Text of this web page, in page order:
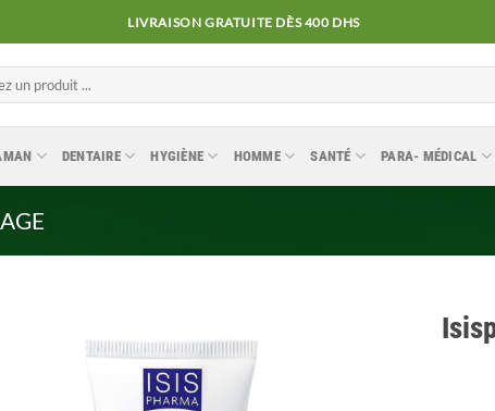
LIVRAISON GRATUITE DÈS 400 DHS
DENTAIRE HYGIÈNE HOMME SANTÉ PARA- MÉDICAL